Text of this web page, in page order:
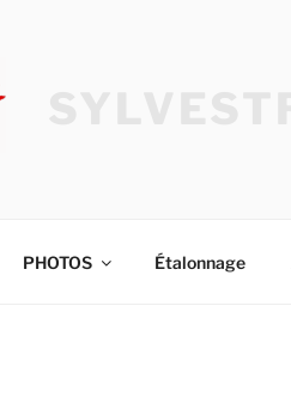
PHOTOS Étalonnage